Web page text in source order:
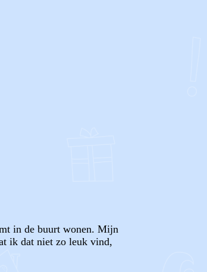
in de buurt wonen. Mijn
ik dat niet zo leuk vind,